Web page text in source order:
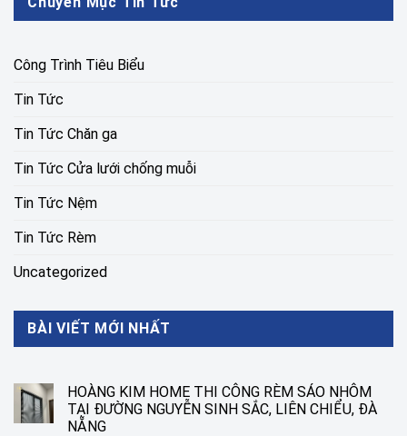
Công Trình Tiêu Biểu
Tin Tức
Tin Tức Chăn ga
Tin Tức Cửa lưới chống muỗi
Tin Tức Nệm
Tin Tức Rèm
Uncategorized
BÀI VIẾT MỚI NHẤT
HOÀNG KIM HOME THI CÔNG RÈM SÁO NHÔM
TẠI ĐƯỜNG NGUYỄN SINH SẮC, LIÊN CHIỂU, ĐÀ
NẴNG